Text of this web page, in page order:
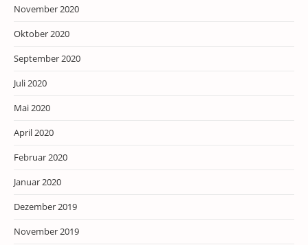
November 2020
Oktober 2020
September 2020
Juli 2020
Mai 2020
April 2020
Februar 2020
Januar 2020
Dezember 2019
November 2019